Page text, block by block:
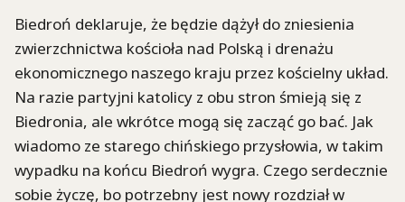
Biedroń deklaruje, że będzie dążył do zniesienia
zwierzchnictwa kościoła nad Polską i drenażu
ekonomicznego naszego kraju przez kościelny układ.
Na razie partyjni katolicy z obu stron śmieją się z
Biedronia, ale wkrótce mogą się zacząć go bać. Jak
wiadomo ze starego chińskiego przysłowia, w takim
wypadku na końcu Biedroń wygra. Czego serdecznie
sobie życzę, bo potrzebny jest nowy rozdział w